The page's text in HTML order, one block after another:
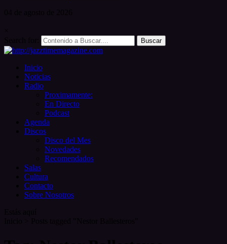
Inicio
Noticias
Radio
Proximamente:
En Directo
Podcast
Agenda
Discos
Disco del Mes
Novedades
Recomendados
Salas
Cultura
Contacto
Sobre Nosotros